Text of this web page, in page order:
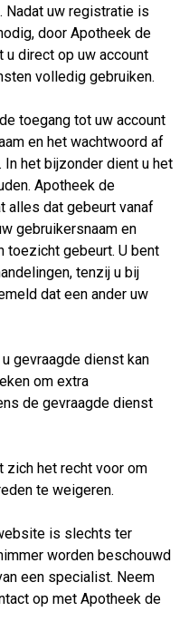
Nadat uw registratie is
door Apotheek de
u direct op uw account
volledig gebruiken.
toegang tot uw account
en het wachtwoord af
het bijzonder dient u het
Apotheek de
alles dat gebeurt vanaf
gebruikersnaam en
toezicht gebeurt. U bent
tenzij u bij
dat een ander uw
gevraagde dienst kan
om extra
de gevraagde dienst
zich het recht voor om
te weigeren.
is slechts ter
worden beschouwd
een specialist. Neem
op met Apotheek de